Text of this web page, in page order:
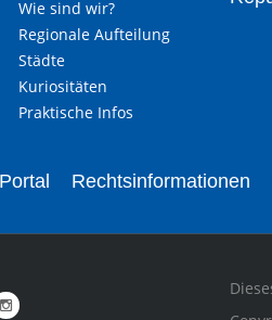
Wie sind wir?
Regionale Aufteilung
Städte
Kuriositäten
Praktische Infos
Rechtsinformationen